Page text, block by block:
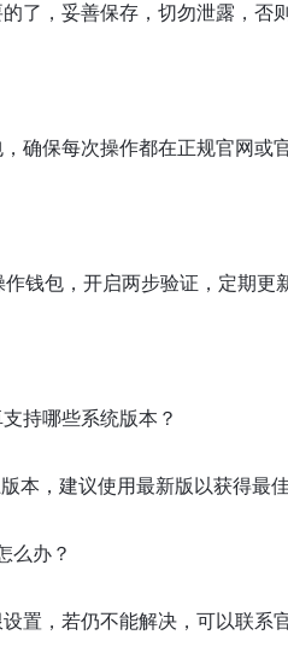
了，妥善保存，切勿泄露，否
确保每次操作都在正规官网或
钱包，开启两步验证，定期更
哪些系统版本？
，建议使用最新版以获得最
么办？
置，若仍不能解决，可以联系